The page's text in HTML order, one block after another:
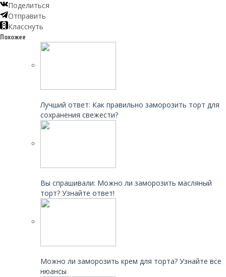
Поделиться
Отправить
Класснуть
Похожее
Лучший ответ: Как правильно заморозить торт для
сохранения свежести?
Вы спрашивали: Можно ли заморозить масляный
торт? Узнайте ответ!
Можно ли заморозить крем для торта? Узнайте все
нюансы